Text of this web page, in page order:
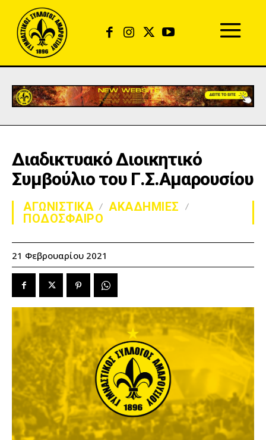
Διαδικτυακό Διοικητικό
Συμβούλιο του Γ.Σ.Αμαρουσίου
ΑΓΩΝΙΣΤΙΚΑ
ΑΚΑΔΗΜΙΕΣ
ΠΟΔΟΣΦΑΙΡΟ
21 Φεβρουαρίου 2021